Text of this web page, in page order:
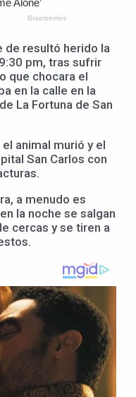
de resultó herido la
pm, tras sufrir
que chocara el
en la calle en la
La Fortuna de San
animal murió y el
San Carlos con
a menudo es
la noche se salgan
cercas y se tiren a